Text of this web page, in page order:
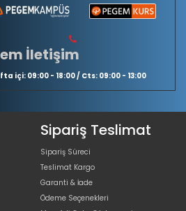
İletişim
içi: 09:00 - 18:00 / Cts: 09:00 - 13:00
Sipariş Teslimat
Sipariş Süreci
Teslimat Kargo
Garanti & İade
Ödeme Seçenekleri